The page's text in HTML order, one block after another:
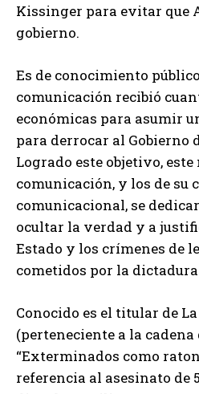
Kissinger para evitar que
gobierno.
Es de conocimiento
comunicación recibió
económicas para asumir
para derrocar al Gobierno
Logrado este objetivo, este
comunicación, y los de su
comunicacional, se
ocultar la verdad y a
Estado y los crímenes de
cometidos por la
Conocido es el titular de
(perteneciente a la
“Exterminados como
referencia al asesinato de